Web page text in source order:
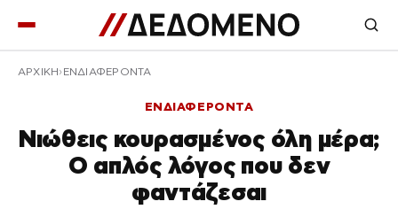
ΑΡΧΙΚΉ ΕΝΔΙΑΦΕΡΟΝΤΑ
ΕΝΔΙΑΦΕΡΟΝΤΑ
Νιώθεις κουρασμένος όλη μέρα;
Ο απλός λόγος που δεν
φαντάζεσαι